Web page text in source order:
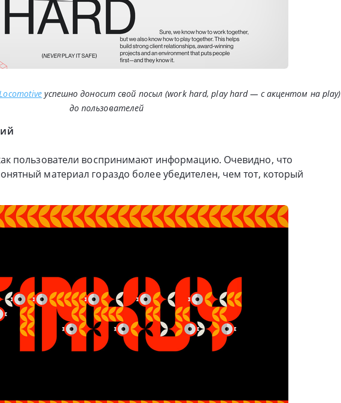
Locomotive успешно доносит свой посыл (work hard, play hard — с акцентом на play)
до пользователей
пользователи воспринимают информацию. Очевидно, что
материал гораздо более убедителен, чем тот, который